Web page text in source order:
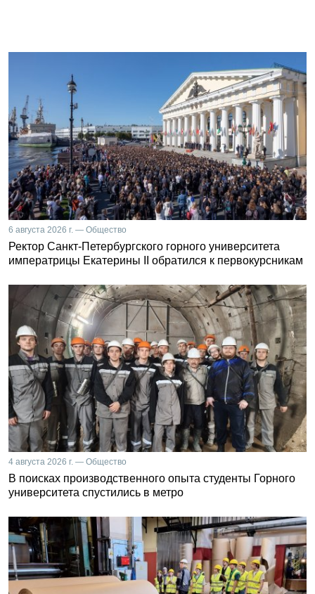
6 августа 2026 г. — Общество
Ректор Санкт-Петербургского горного университета
императрицы Екатерины II обратился к первокурсникам
4 августа 2026 г. — Общество
В поисках производственного опыта студенты Горного
университета спустились в метро